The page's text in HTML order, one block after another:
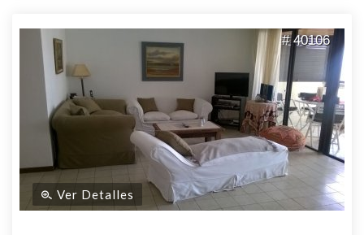
# 40106
Ver Detalles